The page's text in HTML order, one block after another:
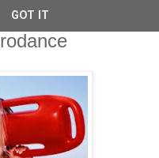
GOT IT